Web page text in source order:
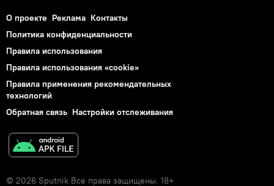
О проекте Реклама Контакты
Политика конфиденциальности
Правила использования
Правила использования «cookie»
Правила применения рекомендательных
технологий
Обратная связь Настройки отслеживания
© 2026 Sputnik Все права защищены. 18+